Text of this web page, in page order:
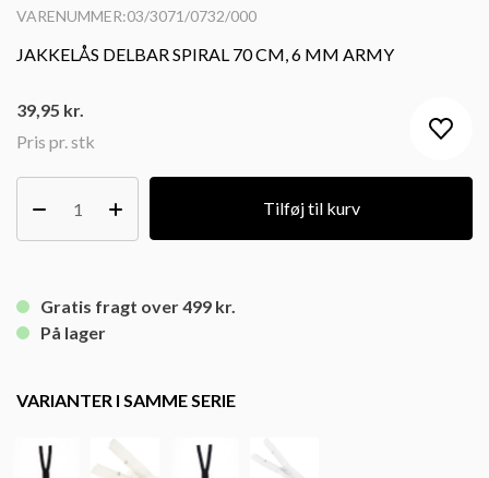
VARENUMMER:03/3071/0732/000
JAKKELÅS DELBAR SPIRAL 70 CM, 6 MM ARMY
Pris pr. stk
39,95 kr.
Tilføj til kurv
Gratis fragt over 499 kr.
På lager
VARIANTER I SAMME SERIE